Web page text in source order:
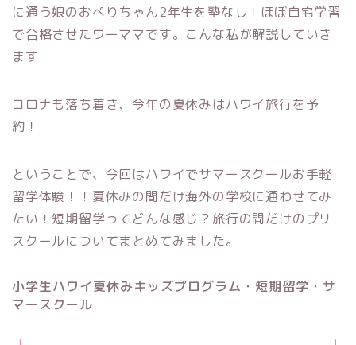
に通う娘のおぺりちゃん2年生を塾なし！ほぼ自宅学習
で合格させたワーママです。こんな私が解説していき
ます
コロナも落ち着き、今年の夏休みはハワイ旅行を予
約！
ということで、今回はハワイでサマースクールお手軽
留学体験！！夏休みの間だけ海外の学校に通わせてみ
たい！短期留学ってどんな感じ？旅行の間だけのプリ
スクールについてまとめてみました。
小学生ハワイ夏休みキッズプログラム・短期留学・サ
マースクール